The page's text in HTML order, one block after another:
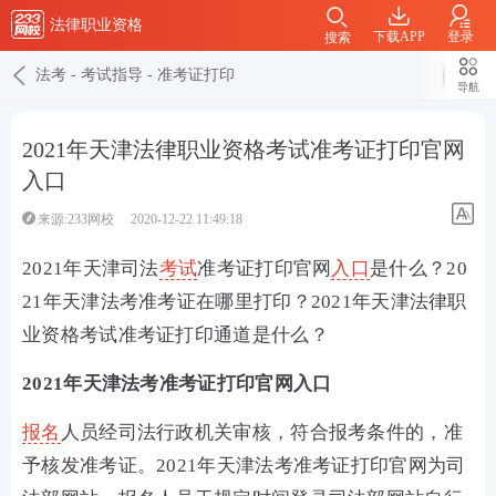
法律职业资格
下载APP 登录
搜索
法考 - 考试指导 - 准考证打印
导航
2021年天津法律职业资格考试准考证打印官网
入口
来源:233网校 2020-12-22 11:49:18
2021年天津司法考试准考证打印官网 入口 是什么？20
21年天津法考准考证在哪里打印？2021年天津法律职
业资格考试准考证打印通道是什么？
2021年天津法考准考证打印官网入口
报名 人员经司法行政机关审核，符合报考条件的，准
予核发准考证。2021年天津法考准考证打印官网为司